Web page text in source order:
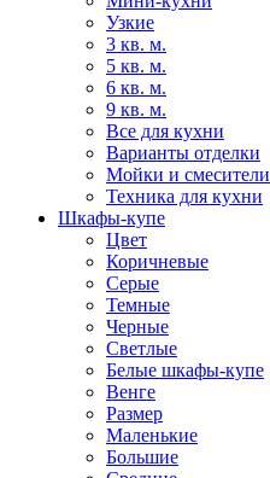
Узкие
3 кв. м.
5 кв. м.
6 кв. м.
9 кв. м.
Все для кухни
Варианты отделки
Мойки и смесители
Техника для кухни
Шкафы-купе
Цвет
Коричневые
Серые
Темные
Черные
Светлые
Белые шкафы-купе
Венге
Размер
Маленькие
Большие